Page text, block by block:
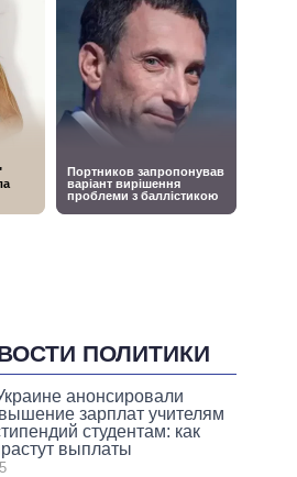
ПОЛИТИКИ
анонсировали
зарплат учителям
студентам: как
выплаты